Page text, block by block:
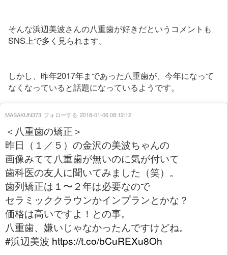
そんな浜辺美波さんの八重歯が好きだというコメントも
SNS上で多く見られます。
しかし、昨年2017年まであった八重歯が、今年になって
なくなっていると話題になっているようです。
＜八重歯の矯正＞
昨日（１／５）の金沢の美波ちゃんの
画像みてて八重歯が無いのに気が付いて
歯科医の友人に聞いてみました（笑）。
歯列矯正は１〜２年は必要なので
セラミッククラウンかインプランとかな？
価格は高いですよ！との事。
八重歯、嫌いじゃなかったんですけどね。
#浜辺美波 https://t.co/bCuREXu8Oh
MASAKUN373 フォローする 2018-01-06 08:12:12